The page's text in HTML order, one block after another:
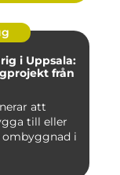
i Uppsala:
från
att
till eller
i